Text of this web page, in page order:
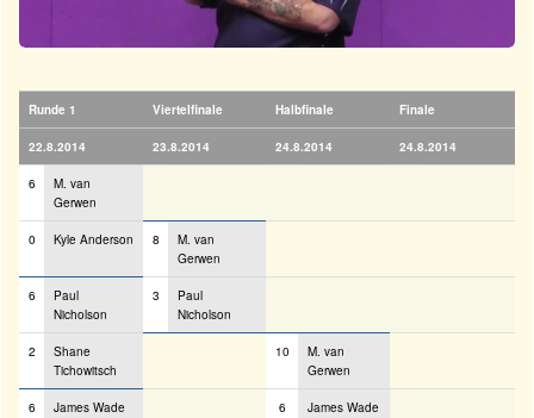
Runde 1 Viertelfinale Halbfinale Finale
22.8.2014 23.8.2014 24.8.2014 24.8.2014
6
M. van
Gerwen
0 Kyle Anderson 8
M. van
Gerwen
6
Paul
Nicholson
3
Paul
Nicholson
2
Shane
Tichowitsch
10
M. van
Gerwen
6 James Wade 6 James Wade